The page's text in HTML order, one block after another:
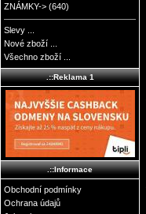
ZNÁMKY-> (640)
Slevy ...
Nové zboží ...
Všechno zboží ...
.::Reklama 1
.::Informace
Obchodní podmínky
Ochrana údajů